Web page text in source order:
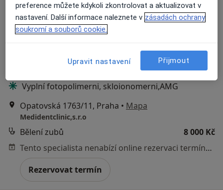
MUDr. Antonín Dědič
Zubař·Více
Korunky. Můstky.Náhrady celkově, částečné.
Vyplní fotopolimerni, skloionomerni,AMG
Opatovská 1763/11, Praha • Mapa
Medidentclinic,s.r.o
Bělení zubů
8 000 Kč
Tento specialista nenabízí online rezervaci termínu na této adrese.
Rezervovat termín
preference můžete kdykoli zkontrolovat a aktualizovat v
nastavení. Další informace naleznete v zásadách ochrany
soukromí a souborů cookie.
Upravit nastavení Přijmout